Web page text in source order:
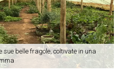
belle fragole, coltivate in una